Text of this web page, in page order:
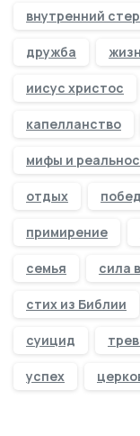
внутренний
дружба
иисус христос
капелланство
мифы и
отдых
примирение
семья сила
стих из Библии
суицид
успех